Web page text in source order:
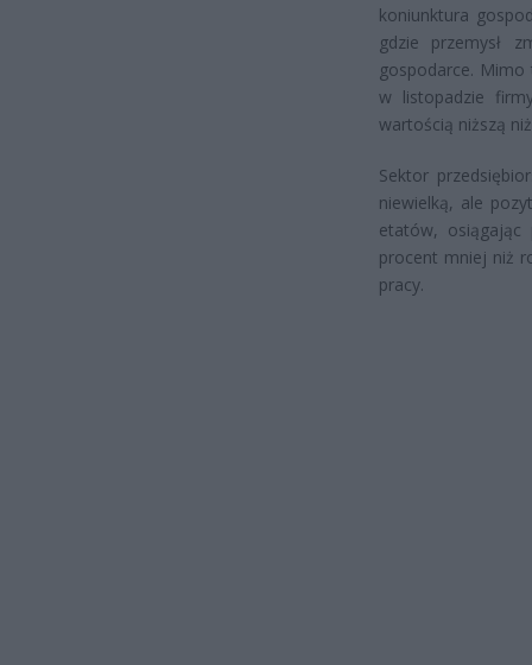
koniunktura
gdzie przemysł
gospodarce.
w listopadzie
wartością niższą
Sektor
niewielką, ale
etatów,
procent mniej niż
pracy.